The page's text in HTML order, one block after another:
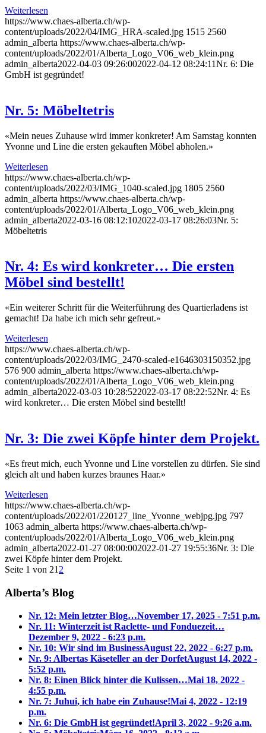
Weiterlesen
https://www.chaes-alberta.ch/wp-
content/uploads/2022/04/IMG_HRA-scaled.jpg 1515 2560
admin_alberta https://www.chaes-alberta.ch/wp-
content/uploads/2022/01/Alberta_Logo_V06_web_klein.png
admin_alberta2022-04-03 09:26:002022-04-12 08:24:11Nr. 6: Die
GmbH ist gegründet!
Nr. 5: Möbeltetris
«Mein neues Zuhause wird immer konkreter! Am Samstag konnten
Yvonne und Line die ersten gekauften Möbel abholen.»
Weiterlesen
https://www.chaes-alberta.ch/wp-
content/uploads/2022/03/IMG_1040-scaled.jpg 1805 2560
admin_alberta https://www.chaes-alberta.ch/wp-
content/uploads/2022/01/Alberta_Logo_V06_web_klein.png
admin_alberta2022-03-16 08:12:102022-03-17 08:26:03Nr. 5:
Möbeltetris
Nr. 4: Es wird konkreter… Die ersten
Möbel sind bestellt!
«Ein weiterer Schritt für die Weiterführung des Quartierladens ist
gemacht! Da habe ich mich sehr gefreut.»
Weiterlesen
https://www.chaes-alberta.ch/wp-
content/uploads/2022/03/IMG_2470-scaled-e1646303150352.jpg
576 900 admin_alberta https://www.chaes-alberta.ch/wp-
content/uploads/2022/01/Alberta_Logo_V06_web_klein.png
admin_alberta2022-03-03 10:28:522022-03-17 08:22:52Nr. 4: Es
wird konkreter… Die ersten Möbel sind bestellt!
Nr. 3: Die zwei Köpfe hinter dem Projekt.
«Es freut mich, euch Yvonne und Line vorstellen zu dürfen. Sie sind
gleich alt und haben kurzes braunes Haar.»
Weiterlesen
https://www.chaes-alberta.ch/wp-
content/uploads/2022/01/220127_line_Yvonne_webjpg.jpg 797
1063 admin_alberta https://www.chaes-alberta.ch/wp-
content/uploads/2022/01/Alberta_Logo_V06_web_klein.png
admin_alberta2022-01-27 08:00:002022-01-27 19:55:36Nr. 3: Die
zwei Köpfe hinter dem Projekt.
Seite 1 von 21 2
Alberta’s Blog
Nr. 12: Mein letzter Blog…November 17, 2025 - 7:51 p.m.
Nr. 11: Winterzeit ist Raclette- und Fonduezeit…
Dezember 9, 2022 - 6:23 p.m.
Nr. 10: Wir sind im BusinessAugust 22, 2022 - 6:27 p.m.
Nr. 9: Albertas Käseteller an der DorfetAugust 14, 2022 -
5:52 p.m.
Nr. 8: Einen Blick hinter die Kulissen…Mai 18, 2022 -
4:55 p.m.
Nr. 7: Juhui, ich habe ein Zuhause!Mai 4, 2022 - 12:19
p.m.
Nr. 6: Die GmbH ist gegründet!April 3, 2022 - 9:26 a.m.